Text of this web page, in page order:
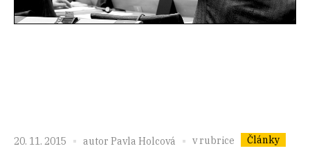
20. 11. 2015 autor Pavla Holcová v rubrice Články